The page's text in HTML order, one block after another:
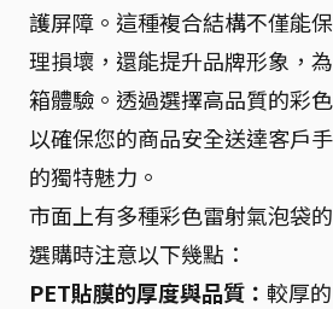
護屏障。這種複合結構不僅能
理損壞，還能提升品牌形象，
箱體驗。透過選擇高品質的彩
以確保您的商品安全送達客戶
的獨特魅力。
市面上有多種彩色雷射氣泡袋
選購時注意以下幾點：
PET貼膜的厚度與品質： 較厚